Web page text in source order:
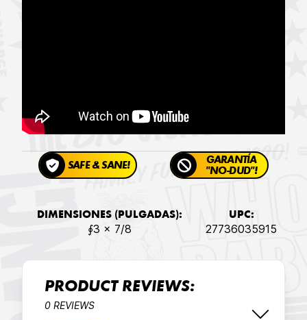
SAFE & SANE!
GARANTÍA
"NO-DUD"!
DIMENSIONES (PULGADAS):
∮3 x 7/8
UPC:
27736035915
PRODUCT REVIEWS:
0 REVIEWS